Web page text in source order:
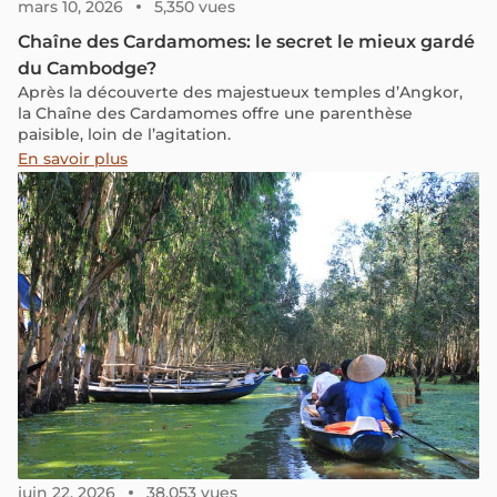
mars 10, 2026 5,350 vues
Chaîne des Cardamomes: le secret le mieux gardé
du Cambodge?
Après la découverte des majestueux temples d’Angkor,
la Chaîne des Cardamomes offre une parenthèse
paisible, loin de l’agitation.
En savoir plus
juin 22, 2026 38,053 vues